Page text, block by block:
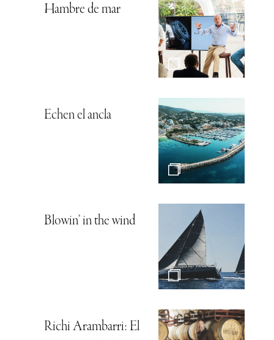
Hambre de mar
Echen el ancla
Blowin’ in the wind
Richi Arambarri: El